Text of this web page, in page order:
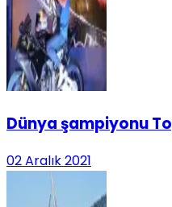
Dünya şampiyonu
02 Aralık 2021